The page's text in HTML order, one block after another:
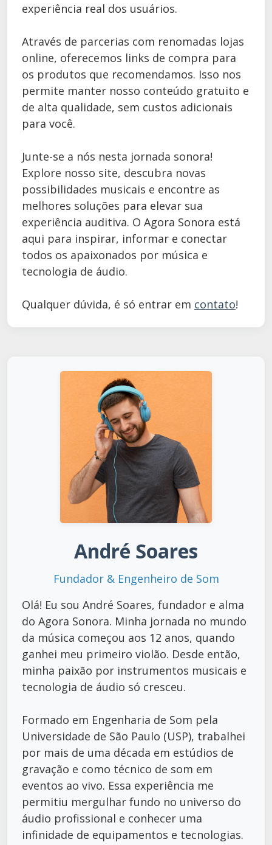
experiência real dos usuários.
Através de parcerias com renomadas lojas
online, oferecemos links de compra para
os produtos que recomendamos. Isso nos
permite manter nosso conteúdo gratuito e
de alta qualidade, sem custos adicionais
para você.
Junte-se a nós nesta jornada sonora!
Explore nosso site, descubra novas
possibilidades musicais e encontre as
melhores soluções para elevar sua
experiência auditiva. O Agora Sonora está
aqui para inspirar, informar e conectar
todos os apaixonados por música e
tecnologia de áudio.
Qualquer dúvida, é só entrar em contato!
André Soares
Fundador & Engenheiro de Som
Olá! Eu sou André Soares, fundador e alma
do Agora Sonora. Minha jornada no mundo
da música começou aos 12 anos, quando
ganhei meu primeiro violão. Desde então,
minha paixão por instrumentos musicais e
tecnologia de áudio só cresceu.
Formado em Engenharia de Som pela
Universidade de São Paulo (USP), trabalhei
por mais de uma década em estúdios de
gravação e como técnico de som em
eventos ao vivo. Essa experiência me
permitiu mergulhar fundo no universo do
áudio profissional e conhecer uma
infinidade de equipamentos e tecnologias.